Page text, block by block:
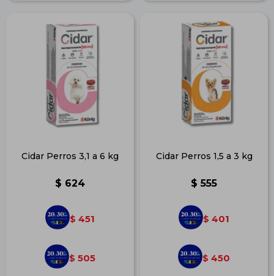
Cidar Perros 3,1 a 6 kg
$ 624
$ 451
$ 505
Cidar Perros 1,5 a 3 kg
$ 555
$ 401
$ 450